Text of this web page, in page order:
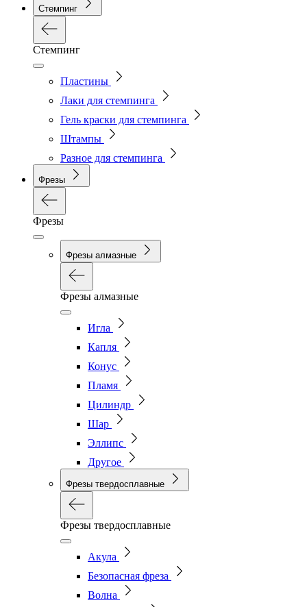
Стемпинг
Стемпинг
Пластины
Лаки для стемпинга
Гель краски для стемпинга
Штампы
Разное для стемпинга
Фрезы
Фрезы
Фрезы алмазные
Фрезы алмазные
Игла
Капля
Конус
Пламя
Цилиндр
Шар
Эллипс
Другое
Фрезы твердосплавные
Фрезы твердосплавные
Акула
Безопасная фреза
Волна